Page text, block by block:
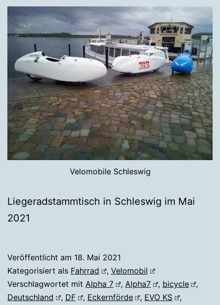
Velomobile Schleswig
Liegeradstammtisch in Schleswig im Mai
2021
Veröffentlicht am 18. Mai 2021
Kategorisiert als Fahrrad , Velomobil
Verschlagwortet mit Alpha 7 , Alpha7 , bicycle
,
Deutschland
, DF , Eckernförde , EVO KS
,